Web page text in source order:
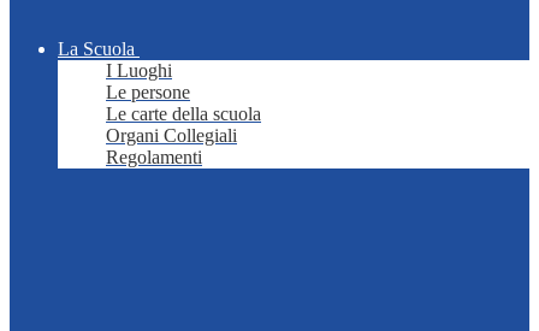
La Scuola
I Luoghi
Le persone
Le carte della scuola
Organi Collegiali
Regolamenti